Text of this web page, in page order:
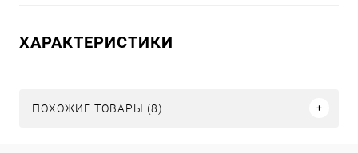
ХАРАКТЕРИСТИКИ
ПОХОЖИЕ ТОВАРЫ (8)